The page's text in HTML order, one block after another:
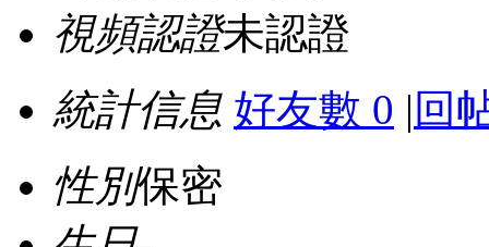
視頻認證未認證
統計信息 好友數 0 | 回
性別保密